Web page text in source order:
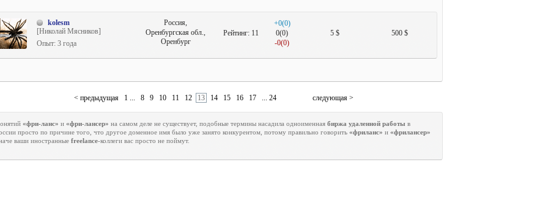
kolesm
[Николай Мясников]
Опыт: 3 года
500 $
5 $
+0(0)
0(0)
-0(0)
Рейтинг:11
Россия,
Оренбургская обл.,
Оренбург
< предыдущая 1 ... 8 9 10 11 12 13 14 15 16 17 ... 24 следующая >
«фри-ланс» и «фри-лансер» на самом деле не существует, подобные термины насадила одноименная биржа удаленной работы в
просто по причине того, что другое доменное имя было уже занято конкурентом, потому правильно говорить «фриланс» и «фрилансер»
ваши иностранные freelance-коллеги вас просто не поймут.